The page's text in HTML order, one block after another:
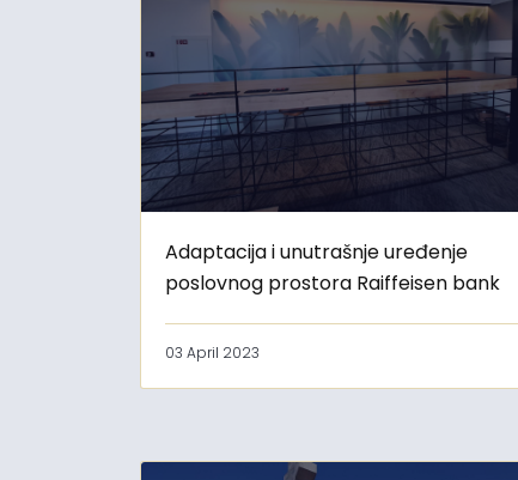
Adaptacija i unutrašnje uređenje
poslovnog prostora Raiffeisen bank
03 April 2023